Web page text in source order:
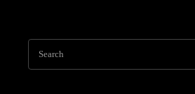
Search